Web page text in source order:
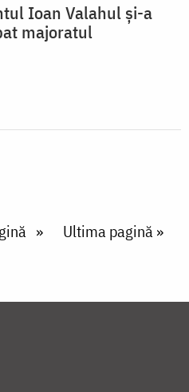
Ioan Valahul și-a
majoratul
Last page
Ultima pagină »